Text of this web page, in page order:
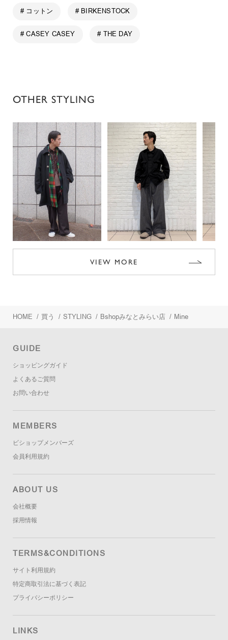
# コットン # BIRKENSTOCK
# CASEY CASEY # THE DAY
OTHER STYLING
VIEW MORE
HOME / 買う / STYLING / Bshopみなとみらい店 / Mine
GUIDE
ショッピングガイド
よくあるご質問
お問い合わせ
MEMBERS
ビショップメンバーズ
会員利用規約
ABOUT US
会社概要
採用情報
TERMS&CONDITIONS
サイト利用規約
特定商取引法に基づく表記
プライバシーポリシー
LINKS